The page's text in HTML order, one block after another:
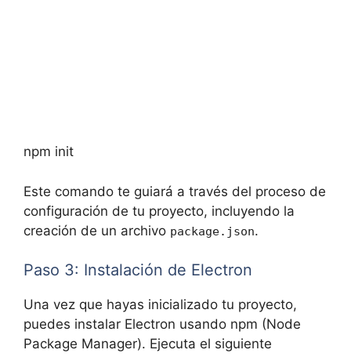
npm init
Este comando te guiará a través del proceso de
configuración de tu proyecto, incluyendo la
creación de un archivo package.json.
Paso 3: Instalación de Electron
Una vez que hayas inicializado tu proyecto,
puedes instalar Electron usando npm (Node
Package Manager). Ejecuta el siguiente